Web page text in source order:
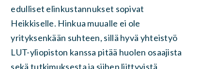
edulliset elinkustannukset sopivat
Heikkiselle. Hinkua muualle ei ole
yrityksenkään suhteen, sillä hyvä yhteistyö
LUT-yliopiston kanssa pitää huolen osaajista
sekä tutkimuksesta ja siihen liittyvistä